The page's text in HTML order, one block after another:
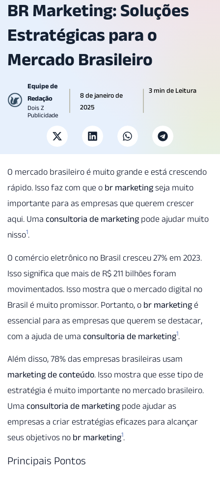
BR Marketing: Soluções
Estratégicas para o
Mercado Brasileiro
Equipe de
Redação
Dois Z
Publicidade
8 de janeiro de
2025
3 min de Leitura
O mercado brasileiro é muito grande e está crescendo
rápido. Isso faz com que o br marketingseja muito
importante para as empresas que querem crescer
aqui. Uma consultoria de marketingpode ajudar muito
nisso1.
O comércio eletrônico no Brasil cresceu 27% em 2023.
Isso significa que mais de R$ 211 bilhões foram
movimentados. Isso mostra que o mercado digital no
Brasil é muito promissor. Portanto, o br marketingé
essencial para as empresas que querem se destacar,
com a ajuda de uma consultoria de marketing1.
Além disso, 78% das empresas brasileiras usam
marketing de conteúdo. Isso mostra que esse tipo de
estratégia é muito importante no mercado brasileiro.
Uma consultoria de marketingpode ajudar as
empresas a criar estratégias eficazes para alcançar
seus objetivos no br marketing1.
Principais Pontos